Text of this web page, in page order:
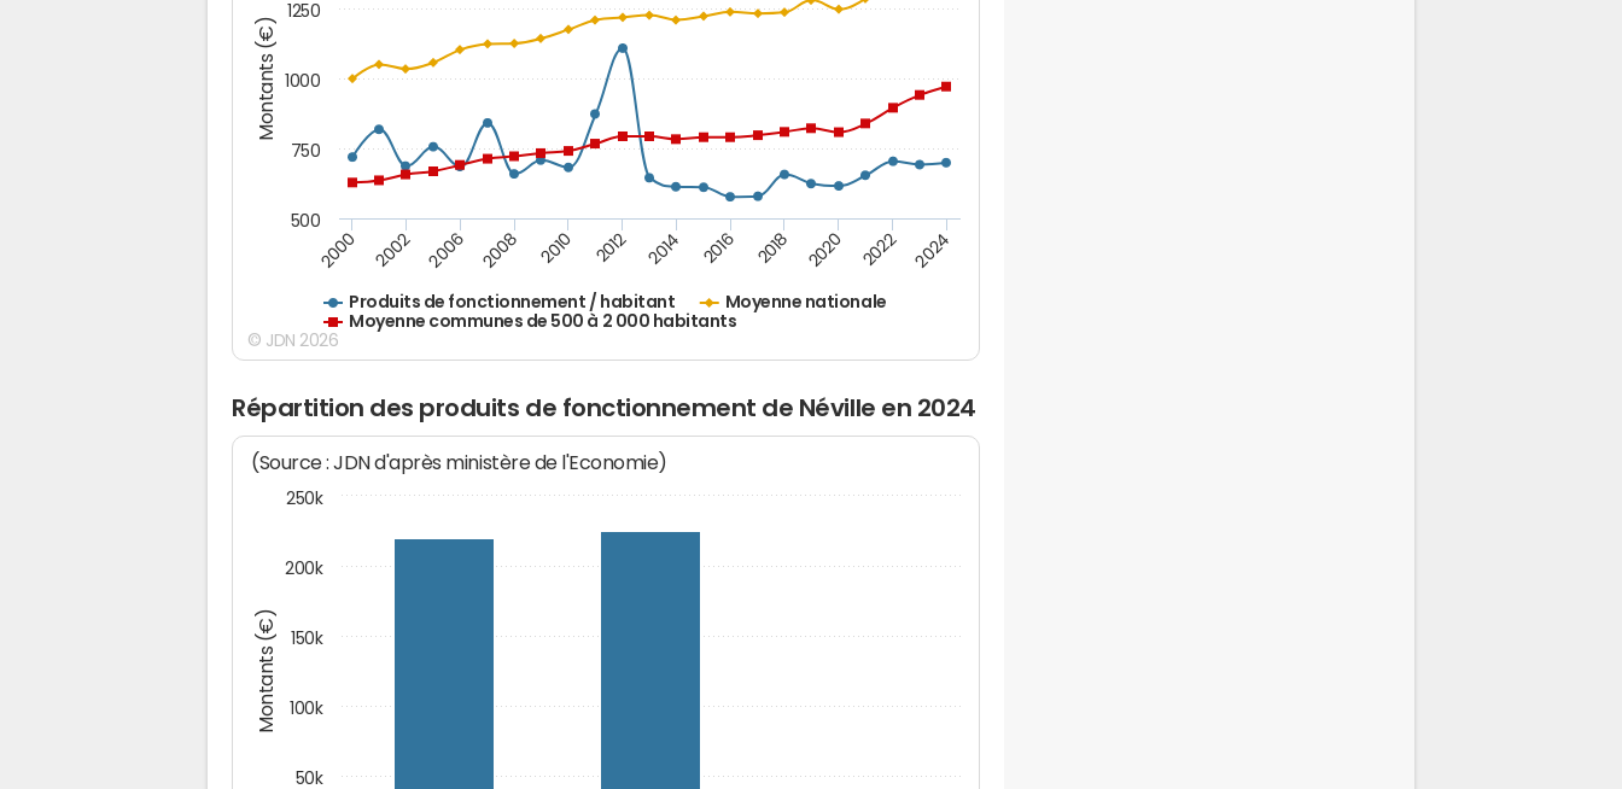
Montants (€)
Produits de fonctionnement / habitant
Moyenne nationale
Moyenne communes de 500 à 2 000 habitants
2000 2002 2006 2008 2010 2012 2014 2016 2018 2020 2022 2024
500
750
1000
1250
© JDN 2026
Répartition des produits de fonctionnement de Néville en 2024
Montants (€)
(Source : JDN d'après ministère de l'Economie)
50k
100k
150k
200k
250k